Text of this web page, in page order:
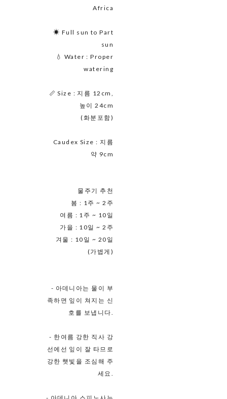
Africa
☀ Full sun to Part
sun
💧 Water : Proper
watering
📏 Size : 지름 12cm,
높이 24cm
(화분포함)
Caudex Size : 지름
약 9cm
물주기 추천
봄 : 1주 ~ 2주
여름 : 1주 ~ 10일
가을 : 10일 ~ 2주
겨울 : 10일 ~ 20일
(가볍게)
- 아데니아는 물이 부
족하면 잎이 쳐지는 신
호를 보냅니다.
- 한여름 강한 직사 강
선에선 잎이 잘 타므로
강한 햇빛을 조심해 주
세요.